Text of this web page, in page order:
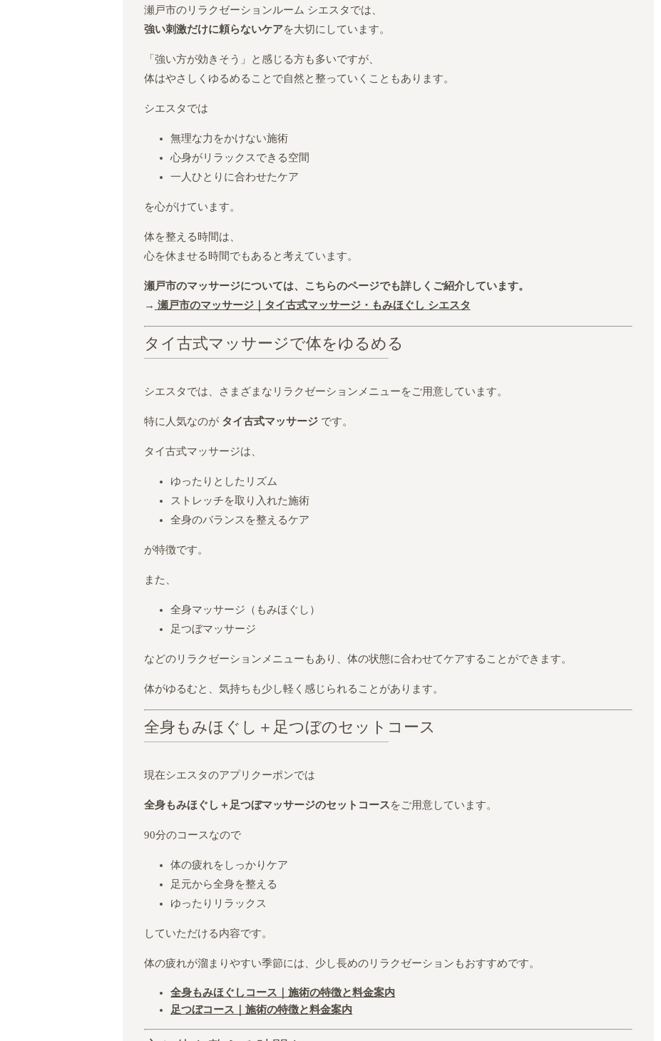
瀬戸市のリラクゼーションルーム シエスタでは、
強い刺激だけに頼らないケアを大切にしています。
「強い方が効きそう」と感じる方も多いですが、
体はやさしくゆるめることで自然と整っていくこともあります。
シエスタでは
無理な力をかけない施術
心身がリラックスできる空間
一人ひとりに合わせたケア
を心がけています。
体を整える時間は、
心を休ませる時間でもあると考えています。
瀬戸市のマッサージについては、こちらのページでも詳しくご紹介しています。
→ 瀬戸市のマッサージ｜タイ古式マッサージ・もみほぐし シエスタ
タイ古式マッサージで体をゆるめる
シエスタでは、さまざまなリラクゼーションメニューをご用意しています。
特に人気なのが タイ古式マッサージです。
タイ古式マッサージは、
ゆったりとしたリズム
ストレッチを取り入れた施術
全身のバランスを整えるケア
が特徴です。
また、
全身マッサージ（もみほぐし）
足つぼマッサージ
などのリラクゼーションメニューもあり、体の状態に合わせてケアすることができます。
体がゆるむと、気持ちも少し軽く感じられることがあります。
全身もみほぐし＋足つぼのセットコース
現在シエスタのアプリクーポンでは
全身もみほぐし＋足つぼマッサージのセットコースをご用意しています。
90分のコースなので
体の疲れをしっかりケア
足元から全身を整える
ゆったりリラックス
していただける内容です。
体の疲れが溜まりやすい季節には、少し長めのリラクゼーションもおすすめです。
全身もみほぐしコース｜施術の特徴と料金案内
足つぼコース｜施術の特徴と料金案内